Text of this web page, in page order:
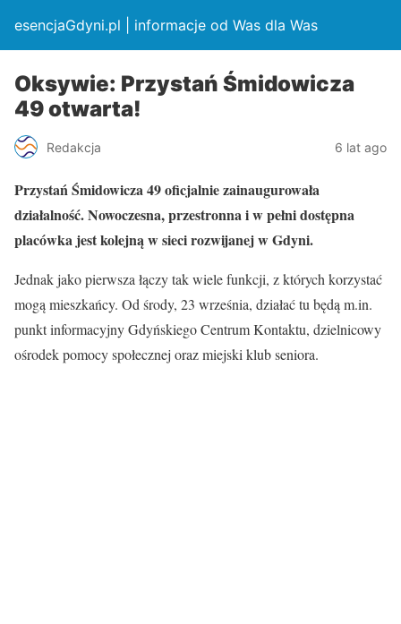
esencjaGdyni.pl | informacje od Was dla Was
Oksywie: Przystań Śmidowicza
49 otwarta!
Redakcja 6 lat ago
Przystań Śmidowicza 49 oficjalnie zainaugurowała
działalność. Nowoczesna, przestronna i w pełni dostępna
placówka jest kolejną w sieci rozwijanej w Gdyni.
Jednak jako pierwsza łączy tak wiele funkcji, z których korzystać
mogą mieszkańcy. Od środy, 23 września, działać tu będą m.in.
punkt informacyjny Gdyńskiego Centrum Kontaktu, dzielnicowy
ośrodek pomocy społecznej oraz miejski klub seniora.